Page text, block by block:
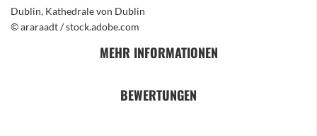
Dublin, Kathedrale von Dublin
© araraadt / stock.adobe.com
MEHR INFORMATIONEN
BEWERTUNGEN